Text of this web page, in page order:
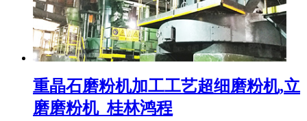
重晶石磨粉机加工工艺超细磨粉机,立
磨磨粉机_桂林鸿程